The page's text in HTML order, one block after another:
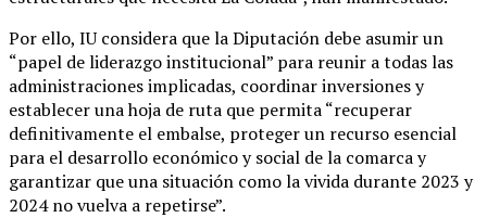
Por ello, IU considera que la Diputación debe asumir un
“papel de liderazgo institucional” para reunir a todas las
administraciones implicadas, coordinar inversiones y
establecer una hoja de ruta que permita “recuperar
definitivamente el embalse, proteger un recurso esencial
para el desarrollo económico y social de la comarca y
garantizar que una situación como la vivida durante 2023 y
2024 no vuelva a repetirse”.